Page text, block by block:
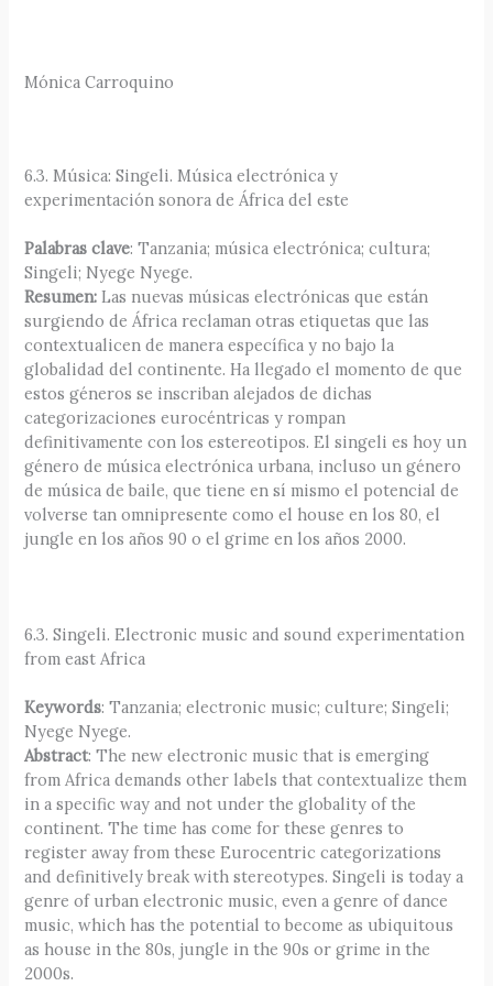
Mónica Carroquino
6.3. Música: Singeli. Música electrónica y
experimentación sonora de África del este
Palabras clave: Tanzania; música electrónica; cultura;
Singeli; Nyege Nyege.
Resumen:Las nuevas músicas electrónicas que están
surgiendo de África reclaman otras etiquetas que las
contextualicen de manera específica y no bajo la
globalidad del continente. Ha llegado el momento de que
estos géneros se inscriban alejados de dichas
categorizaciones eurocéntricas y rompan
definitivamente con los estereotipos. El singeli es hoy un
género de música electrónica urbana, incluso un género
de música de baile, que tiene en sí mismo el potencial de
volverse tan omnipresente como el house en los 80, el
jungle en los años 90 o el grime en los años 2000.
6.3. Singeli. Electronic music and sound experimentation
from east Africa
Keywords: Tanzania; electronic music; culture; Singeli;
Nyege Nyege.
Abstract: The new electronic music that is emerging
from Africa demands other labels that contextualize them
in a specific way and not under the globality of the
continent. The time has come for these genres to
register away from these Eurocentric categorizations
and definitively break with stereotypes. Singeli is today a
genre of urban electronic music, even a genre of dance
music, which has the potential to become as ubiquitous
as house in the 80s, jungle in the 90s or grime in the
2000s.